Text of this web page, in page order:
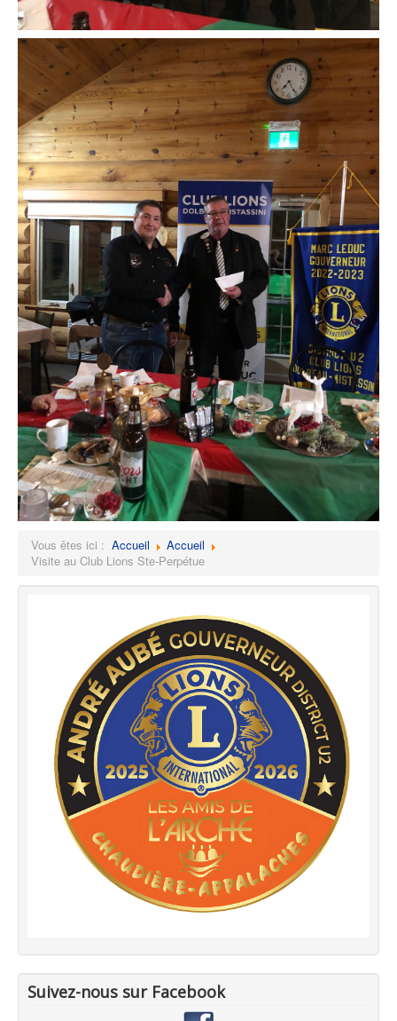
Vous êtes ici : Accueil
Accueil
Visite au Club Lions Ste-Perpétue
Suivez-nous sur Facebook